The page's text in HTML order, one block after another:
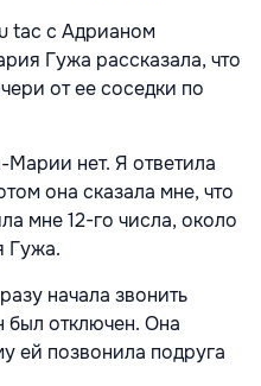
tac с Адрианом
Гужа рассказала, что
от ее соседки по
Марии нет. Я ответила
она сказала мне, что
мне 12-го числа, около
Гужа.
начала звонить
отключен. Она
ей позвонила подруга